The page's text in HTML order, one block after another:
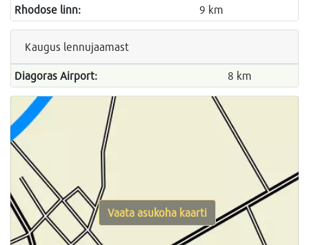
Rhodose linn:
9 km
Kaugus lennujaamast
Diagoras Airport: 8 km
Vaata asukoha kaarti